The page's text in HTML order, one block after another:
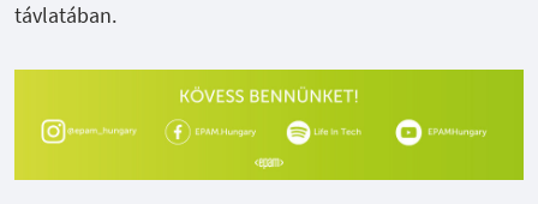
távlatában.